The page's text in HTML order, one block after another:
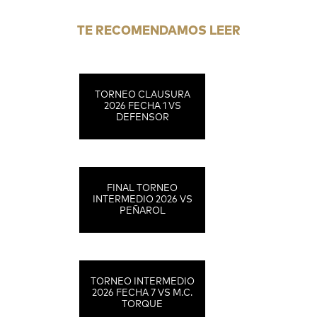
TE RECOMENDAMOS LEER
TORNEO CLAUSURA
2026 FECHA 1 VS
DEFENSOR
FINAL TORNEO
INTERMEDIO 2026 VS
PEÑAROL
TORNEO INTERMEDIO
2026 FECHA 7 VS M.C.
TORQUE